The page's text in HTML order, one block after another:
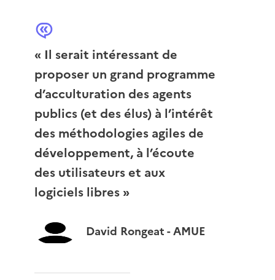
« Il serait intéressant de
proposer un grand programme
d’acculturation des agents
publics (et des élus) à l’intérêt
des méthodologies agiles de
développement, à l’écoute
des utilisateurs et aux
logiciels libres »
David Rongeat - AMUE